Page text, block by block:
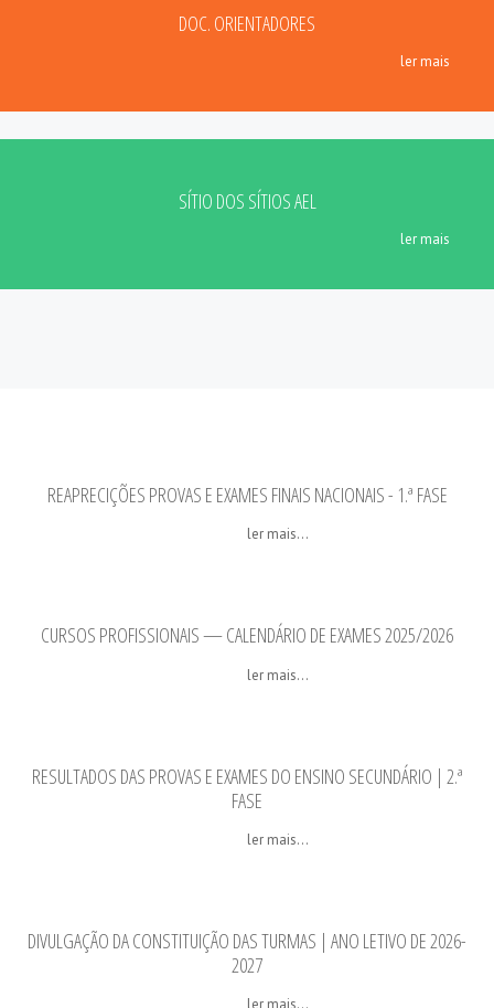
DOC. ORIENTADORES
ler mais
SÍTIO DOS SÍTIOS AEL
ler mais
REAPRECIÇÕES PROVAS E EXAMES FINAIS NACIONAIS - 1.ª FASE
ler mais...
CURSOS PROFISSIONAIS — CALENDÁRIO DE EXAMES 2025/2026
ler mais...
RESULTADOS DAS PROVAS E EXAMES DO ENSINO SECUNDÁRIO | 2.ª
FASE
ler mais...
DIVULGAÇÃO DA CONSTITUIÇÃO DAS TURMAS | ANO LETIVO DE 2026-
2027
ler mais...